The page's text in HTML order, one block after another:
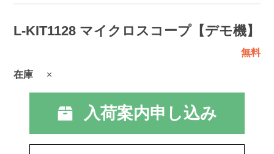
L-KIT1128 マイクロスコープ【デモ機】
無料
在庫
×
入荷案内申し込み